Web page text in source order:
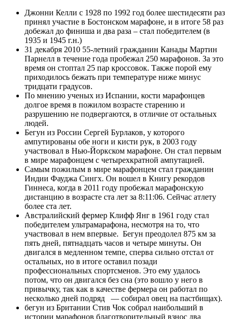
Джонни Келли с 1928 по 1992 год более шестидесяти раз
принял участие в Бостонском марафоне, и в итоге 58 раз
добежал до финиша и два раза – стал победителем (в
1935 и 1945 г.н.)
31 декабря 2010 55-летний гражданин Канады Мартин
Парнелл в течение года пробежал 250 марафонов. За это
время он стоптал 25 пар кроссовок. Также порой ему
приходилось бежать при температуре ниже минус
тридцати градусов.
По мнению ученых из Испании, кости марафонцев
долгое время в пожилом возрасте старению и
разрушению не подвергаются, в отличие от остальных
людей.
Бегун из России Сергей Бурлаков, у которого
ампутированы обе ноги и кисти рук, в 2003 году
участвовал в Нью-Йоркском марафоне. Он стал первым
в мире марафонцем с четырехкратной ампутацией.
Самым пожилым в мире марафонцем стал гражданин
Индии Фауджа Сингх. Он вошел в Книгу рекордов
Гиннеса, когда в 2011 году пробежал марафонскую
дистанцию в возрасте ста лет за 8:11:06. Сейчас атлету
более ста лет.
Австралийский фермер Клифф Янг в 1961 году стал
победителем ультрамарафона, несмотря на то, что
участвовал в нем впервые. Бегун преодолел 875 км за
пять дней, пятнадцать часов и четыре минуты. Он
двигался в медленном темпе, сперва сильно отстал от
остальных, но в итоге оставил позади
профессиональных спортсменов. Это ему удалось
потом, что он двигался без сна (это вошло у него в
привычку, так как в качестве фермера он работал по
несколько дней подряд — собирал овец на пастбищах).
бегун из Британии Стив Чок собрал наибольший в
истории марафонов благотворительный взнос два